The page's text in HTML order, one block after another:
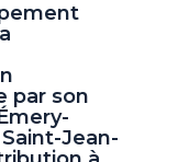
par son
Jean-